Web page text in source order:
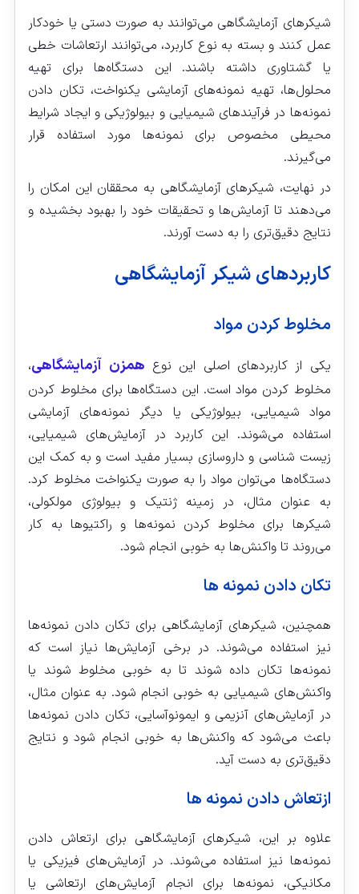
شیکرهای آزمایشگاهی می‌توانند به صورت دستی یا خودکار
عمل کنند و بسته به نوع کاربرد، می‌توانند ارتعاشات خطی
یا گشتاوری داشته باشند. این دستگاه‌ها برای تهیه
محلول‌ها، تهیه نمونه‌های آزمایشی یکنواخت، تکان دادن
نمونه‌ها در فرآیندهای شیمیایی و بیولوژیکی و ایجاد شرایط
محیطی مخصوص برای نمونه‌ها مورد استفاده قرار
می‌گیرند.
در نهایت، شیکرهای آزمایشگاهی به محققان این امکان را
می‌دهند تا آزمایش‌ها و تحقیقات خود را بهبود بخشیده و
نتایج دقیق‌تری را به دست آورند.
کاربردهای شیکر آزمایشگاهی
مخلوط کردن مواد
یکی از کاربردهای اصلی این نوع همزن آزمایشگاهی،
مخلوط کردن مواد است. این دستگاه‌ها برای مخلوط کردن
مواد شیمیایی، بیولوژیکی یا دیگر نمونه‌های آزمایشی
استفاده می‌شوند. این کاربرد در آزمایش‌های شیمیایی،
زیست شناسی و داروسازی بسیار مفید است و به کمک این
دستگاه‌ها می‌توان مواد را به صورت یکنواخت مخلوط کرد.
به عنوان مثال، در زمینه ژنتیک و بیولوژی مولکولی،
شیکرها برای مخلوط کردن نمونه‌ها و راکتیو‌ها به کار
می‌روند تا واکنش‌ها به خوبی انجام شود.
تکان دادن نمونه ها
همچنین، شیکرهای آزمایشگاهی برای تکان دادن نمونه‌ها
نیز استفاده می‌شوند. در برخی آزمایش‌ها نیاز است که
نمونه‌ها تکان داده شوند تا به خوبی مخلوط شوند یا
واکنش‌های شیمیایی به خوبی انجام شود. به عنوان مثال،
در آزمایش‌های آنزیمی و ایمونوآسایی، تکان دادن نمونه‌ها
باعث می‌شود که واکنش‌ها به خوبی انجام شود و نتایج
دقیق‌تری به دست آید.
ازتعاش دادن نمونه ها
علاوه بر این، شیکرهای آزمایشگاهی برای ارتعاش دادن
نمونه‌ها نیز استفاده می‌شوند. در آزمایش‌های فیزیکی یا
مکانیکی، نمونه‌ها برای انجام آزمایش‌های ارتعاشی یا